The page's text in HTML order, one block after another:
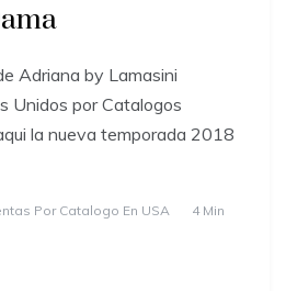
Adriana by Lamasini
Unidos por Catalogos
la nueva temporada 2018
Por Catalogo En USA
4 Min